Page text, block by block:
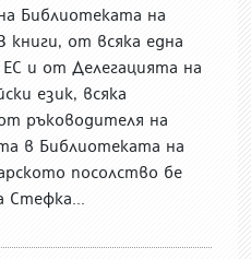
Библиотеката на
книги, от всяка една
и от Делегацията на
език, всяка
ръководителя на
в Библиотеката на
посолство бе
Стефка...